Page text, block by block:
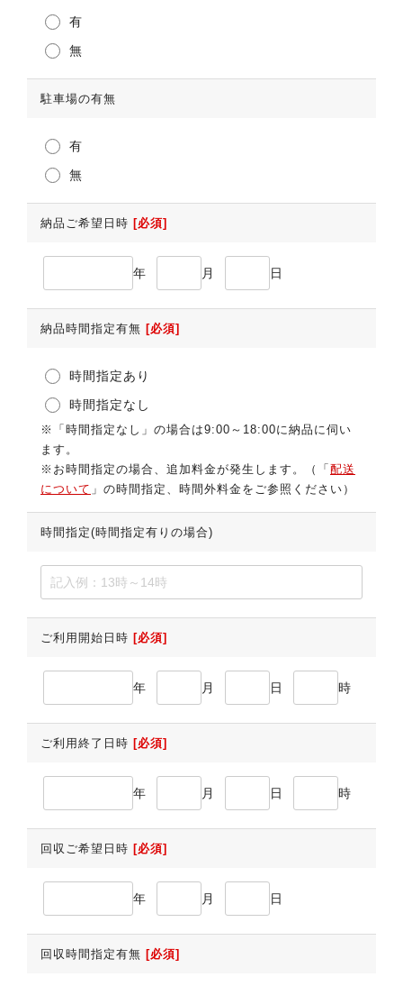
有
無
駐車場の有無
有
無
納品ご希望日時 [必須]
年 月 日
納品時間指定有無 [必須]
時間指定あり
時間指定なし
※「時間指定なし」の場合は9:00～18:00に納品に伺い
ます。
※お時間指定の場合、追加料金が発生します。（「 配送
について 」の時間指定、時間外料金をご参照ください）
時間指定(時間指定有りの場合)
ご利用開始日時 [必須]
年 月 日 時
ご利用終了日時 [必須]
年 月 日 時
回収ご希望日時 [必須]
年 月 日
回収時間指定有無 [必須]